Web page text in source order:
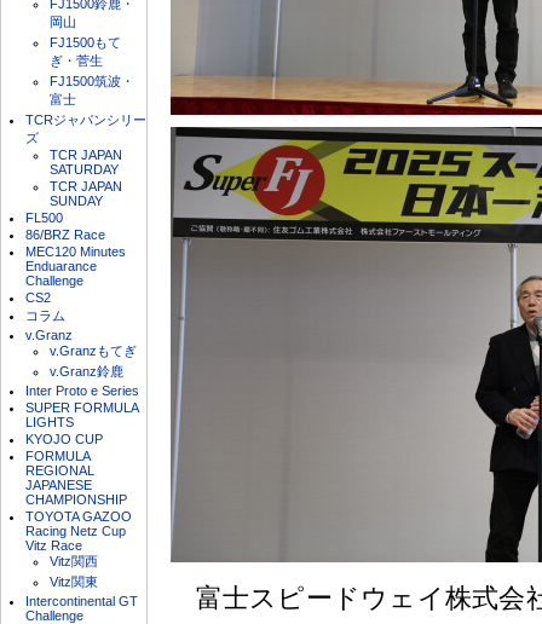
FJ1500鈴鹿・
岡山
FJ1500もて
ぎ・菅生
FJ1500筑波・
富士
TCRジャパンシリー
ズ
TCR JAPAN
SATURDAY
TCR JAPAN
SUNDAY
FL500
86/BRZ Race
MEC120 Minutes
Enduarance
Challenge
CS2
コラム
v.Granz
v.Granzもてぎ
v.Granz鈴鹿
Inter Proto e Series
SUPER FORMULA
LIGHTS
KYOJO CUP
FORMULA
REGIONAL
JAPANESE
CHAMPIONSHIP
TOYOTA GAZOO
Racing Netz Cup
Vitz Race
Vitz関西
Vitz関東
Intercontinental GT
Challenge
富士スピードウェイ株式会